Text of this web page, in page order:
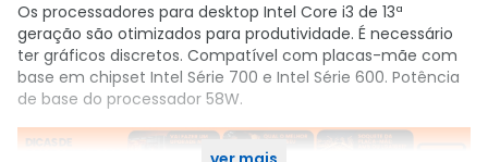
Os processadores para desktop Intel Core i3 de 13ª
geração são otimizados para produtividade. É necessário
ter gráficos discretos. Compatível com placas-mãe com
base em chipset Intel Série 700 e Intel Série 600. Potência
de base do processador 58W.